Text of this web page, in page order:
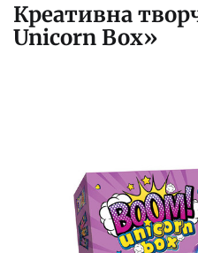
Креативна
Unicorn Box»